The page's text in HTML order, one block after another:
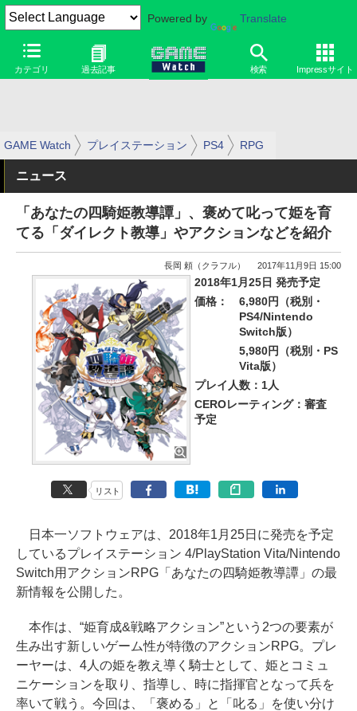
Powered by Translate
カテゴリ 過去記事 検索 Impressサイト
GAME Watch プレイステーション PS4 RPG
ニュース
「あなたの四騎姫教導譚」、褒めて叱って姫を育
てる「ダイレクト教導」やアクションなどを紹介
長岡 頼（クラフル） 2017年11月9日 15:00
2018年1月25日 発売予定
価格：
6,980円（税別・
PS4/Nintendo
Switch版）
5,980円（税別・PS
Vita版）
プレイ人数：1人
CEROレーティング：審査
予定
リスト
日本一ソフトウェアは、2018年1月25日に発売を予定
しているプレイステーション 4/PlayStation Vita/Nintendo
Switch用アクションRPG「あなたの四騎姫教導譚」の最
新情報を公開した。
本作は、“姫育成&戦略アクション”という2つの要素が
生み出す新しいゲーム性が特徴のアクションRPG。プレ
ーヤーは、4人の姫を教え導く騎士として、姫とコミュ
ニケーションを取り、指導し、時に指揮官となって兵を
率いて戦う。今回は、「褒める」と「叱る」を使い分け